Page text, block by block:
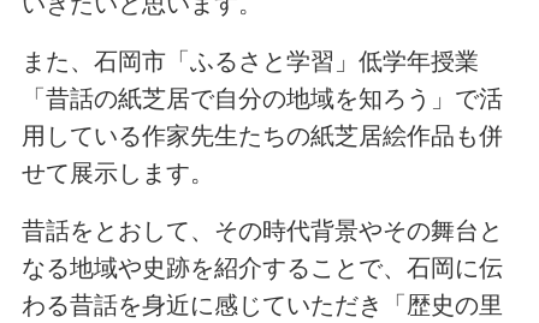
また、石岡市「ふるさと学習」低学年授業
「昔話の紙芝居で自分の地域を知ろう」で活
用している作家先生たちの紙芝居絵作品も併
せて展示します。
昔話をとおして、その時代背景やその舞台と
なる地域や史跡を紹介することで、石岡に伝
わる昔話を身近に感じていただき「歴史の里